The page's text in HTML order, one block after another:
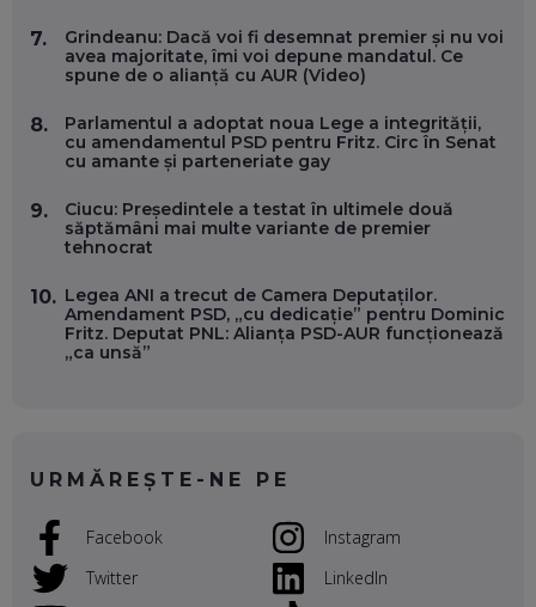
VERTICALE FĂRĂ PĂMÂNT
EP. 54
PROCESE, DAR CE FACEM CÂND PICĂ BAZA DE DATE, LA
INSTITUȚIILE STATULUI?
EP. 53
VOICU OPREAN (AROBS): CUM CONSTRUIEȘTI O COMPANIE
GLOBALĂ, FĂRĂ SĂ PIERZI LEGĂTURA CU COMUNITATEA
EP. 52
ROBERT GRAUR, FOMO: SPEAKERUL PE SCENĂ, INVITATUL
ÎN SALĂ, DAR ÎNVĂȚĂM UNII DE LA CEILALȚI. VIN JASON
PARTICIPANȚII LA DEZBATERILE DE PE REȚELE SOCIALE
EP. 50
CRISTIAN CHINA BIRTA, KOOPERATIVA 2.0: CUM ÎȚI FACI
7.
Grindeanu: Dacă voi fi desemnat premier și nu voi
avea majoritate, îmi voi depune mandatul. Ce
spune de o alianță cu AUR (Video)
8.
Parlamentul a adoptat noua Lege a integrității,
cu amendamentul PSD pentru Fritz. Circ în Senat
cu amante și parteneriate gay
9.
Ciucu: Președintele a testat în ultimele două
săptămâni mai multe variante de premier
tehnocrat
10. Legea ANI a trecut de Camera Deputaților.
Amendament PSD, „cu dedicație” pentru Dominic
Fritz. Deputat PNL: Alianța PSD-AUR funcționează
„ca unsă”
URMĂREȘTE-NE PE
Facebook
Twitter
Instagram
LinkedIn